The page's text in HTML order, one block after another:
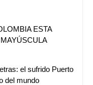
ESTA
el sufrido Puerto
del mundo